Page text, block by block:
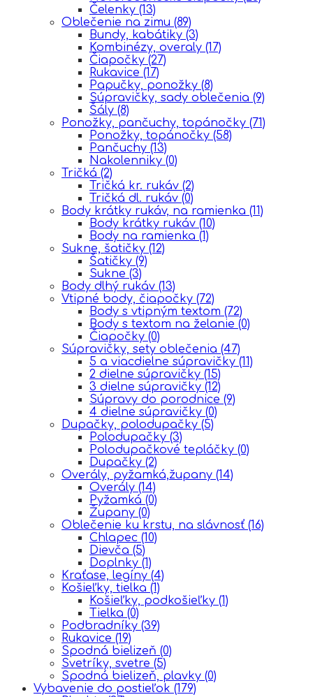
Čelenky (13)
Oblečenie na zimu (89)
Bundy, kabátiky (3)
Kombinézy, overaly (17)
Čiapočky (27)
Rukavice (17)
Papučky, ponožky (8)
Súpravičky, sady oblečenia (9)
Šály (8)
Ponožky, pančuchy, topánočky (71)
Ponožky, topánočky (58)
Pančuchy (13)
Nakolenniky (0)
Tričká (2)
Tričká kr. rukáv (2)
Tričká dl. rukáv (0)
Body krátky rukáv, na ramienka (11)
Body krátky rukáv (10)
Body na ramienka (1)
Sukne, šatičky (12)
Šatičky (9)
Sukne (3)
Body dlhý rukáv (13)
Vtipné body, čiapočky (72)
Body s vtipným textom (72)
Body s textom na želanie (0)
Čiapočky (0)
Súpravičky, sety oblečenia (47)
5 a viacdielne súpravičky (11)
2 dielne súpravičky (15)
3 dielne súpravičky (12)
Súpravy do porodnice (9)
4 dielne súpravičky (0)
Dupačky, polodupačky (5)
Polodupačky (3)
Polodupačkové tepláčky (0)
Dupačky (2)
Overály, pyžamká,župany (14)
Overály (14)
Pyžamká (0)
Župany (0)
Oblečenie ku krstu, na slávnosť (16)
Chlapec (10)
Dievča (5)
Doplnky (1)
Kraťase, legíny (4)
Košieľky, tielka (1)
Košieľky, podkošieľky (1)
Tielka (0)
Podbradníky (39)
Rukavice (19)
Spodná bielizeň (0)
Svetríky, svetre (5)
Spodná bielizeň, plavky (0)
Vybavenie do postieľok (179)